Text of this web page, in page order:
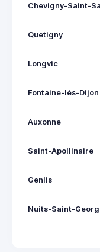
Chevigny-Saint-
Quetigny
Longvic
Fontaine-lès-Dijon
Auxonne
Saint-Apollinaire
Genlis
Nuits-Saint-